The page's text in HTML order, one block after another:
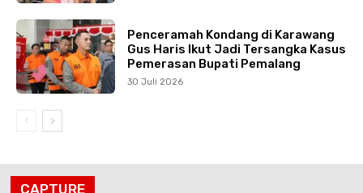
Penceramah Kondang di Karawang
Gus Haris Ikut Jadi Tersangka Kasus
Pemerasan Bupati Pemalang
30 Juli 2026
CAPTURE